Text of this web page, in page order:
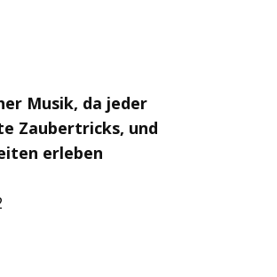
Musik, da jeder
Zaubertricks, und
erleben